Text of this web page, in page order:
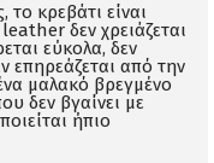
κρεβάτι είναι
δεν χρειάζεται
εύκολα, δεν
επηρεάζεται από την
μαλακό βρεγμένο
δεν βγαίνει με
ήπιο